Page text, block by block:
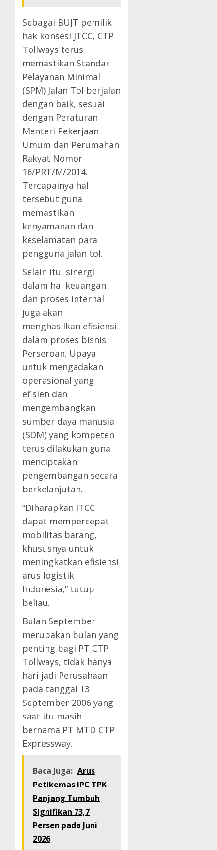
Sebagai BUJT pemilik
hak konsesi JTCC, CTP
Tollways terus
memastikan Standar
Pelayanan Minimal
(SPM) Jalan Tol berjalan
dengan baik, sesuai
dengan Peraturan
Menteri Pekerjaan
Umum dan Perumahan
Rakyat Nomor
16/PRT/M/2014.
Tercapainya hal
tersebut guna
memastikan
kenyamanan dan
keselamatan para
pengguna jalan tol.
Selain itu, sinergi
dalam hal keuangan
dan proses internal
juga akan
menghasilkan efisiensi
dalam proses bisnis
Perseroan. Upaya
untuk mengadakan
operasional yang
efisien dan
mengembangkan
sumber daya manusia
(SDM) yang kompeten
terus dilakukan guna
menciptakan
pengembangan secara
berkelanjutan.
“Diharapkan JTCC
dapat mempercepat
mobilitas barang,
khususnya untuk
meningkatkan efisiensi
arus logistik
Indonesia,” tutup
beliau.
Bulan September
merupakan bulan yang
penting bagi PT CTP
Tollways, tidak hanya
hari jadi Perusahaan
pada tanggal 13
September 2006 yang
saat itu masih
bernama PT MTD CTP
Expressway.
Baca Juga: Arus
Petikemas IPC TPK
Panjang Tumbuh
Signifikan 73,7
Persen pada Juni
2026